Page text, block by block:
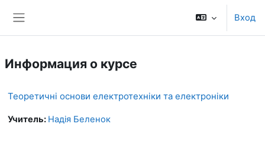
Вход
Информация о курсе
Теоретичні основи електротехніки та електроніки
Учитель: Надія Беленок